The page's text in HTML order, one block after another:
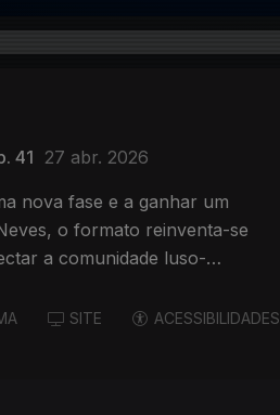
41 27 abr. 2026
nova fase e a ganhar um
o formato reinventa-se
a comunidade luso-
SITE ACESSIBILIDADES